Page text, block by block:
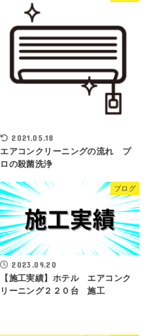
2021.05.18
エアコンクリーニングの流れ プ
ロの殺菌洗浄
ブログ
2023.09.20
【施工実績】ホテル エアコンク
リーニング２２０台 施工